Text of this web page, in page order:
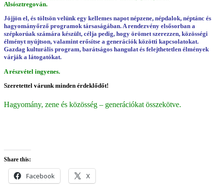
Alsósztregován.
Jöjjön el, és töltsön velünk egy kellemes napot népzene, népdalok, néptánc és
hagyományőrző programok társaságában. A rendezvény elsősorban a
szépkorúak számára készült, célja pedig, hogy örömet szerezzen, közösségi
élményt nyújtson, valamint erősítse a generációk közötti kapcsolatokat.
Gazdag kulturális program, barátságos hangulat és felejthetetlen élmények
várják a látogatókat.
A részvétel ingyenes.
Szeretettel várunk minden érdeklődőt!
Hagyomány, zene és közösség – generációkat összekötve.
Share this:
Facebook X